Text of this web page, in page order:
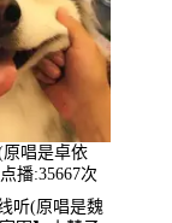
唱是卓依
播:35667次